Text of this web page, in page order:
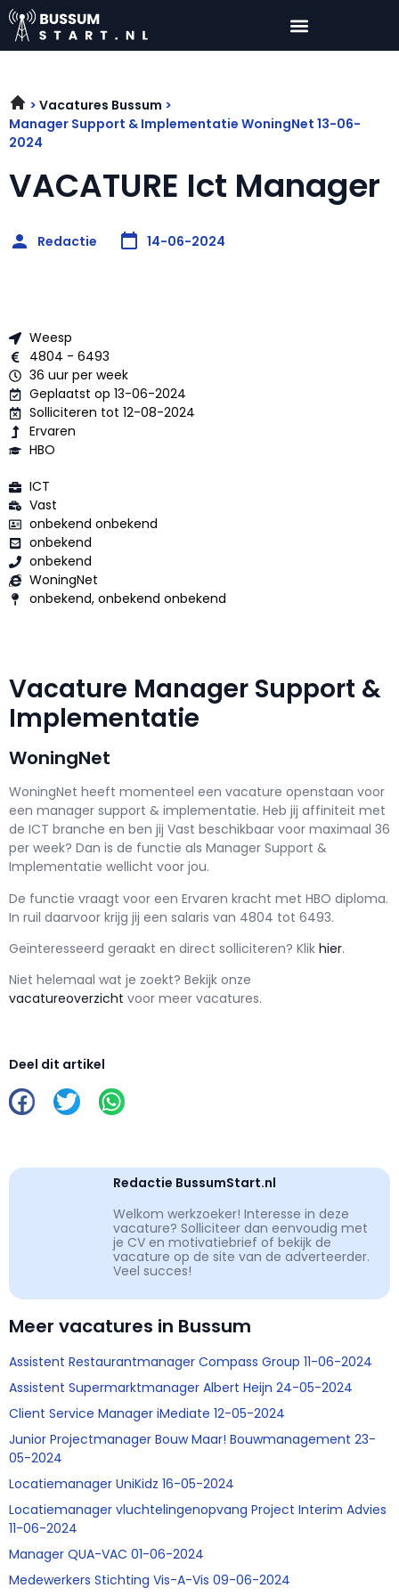
Vacatures Bussum
Manager Support & Implementatie WoningNet 13-06-
2024
VACATURE Ict Manager
Redactie 14-06-2024
Weesp
4804 - 6493
36 uur per week
Geplaatst op 13-06-2024
Solliciteren tot 12-08-2024
Ervaren
HBO
ICT
Vast
onbekend onbekend
onbekend
onbekend
WoningNet
onbekend, onbekend onbekend
Vacature Manager Support &
Implementatie
WoningNet
WoningNet heeft momenteel een vacature openstaan voor
een manager support & implementatie. Heb jij affiniteit met
de ICT branche en ben jij Vast beschikbaar voor maximaal 36
per week? Dan is de functie als Manager Support &
Implementatie wellicht voor jou.
De functie vraagt voor een Ervaren kracht met HBO diploma.
In ruil daarvoor krijg jij een salaris van 4804 tot 6493.
Geïnteresseerd geraakt en direct solliciteren? Klik hier.
Niet helemaal wat je zoekt? Bekijk onze
vacatureoverzicht voor meer vacatures.
Deel dit artikel
Redactie BussumStart.nl
Welkom werkzoeker! Interesse in deze
vacature? Solliciteer dan eenvoudig met
je CV en motivatiebrief of bekijk de
vacature op de site van de adverteerder.
Veel succes!
Meer vacatures in Bussum
Assistent Restaurantmanager Compass Group 11-06-2024
Assistent Supermarktmanager Albert Heijn 24-05-2024
Client Service Manager iMediate 12-05-2024
Junior Projectmanager Bouw Maar! Bouwmanagement 23-
05-2024
Locatiemanager UniKidz 16-05-2024
Locatiemanager vluchtelingenopvang Project Interim Advies
11-06-2024
Manager QUA-VAC 01-06-2024
Medewerkers Stichting Vis-A-Vis 09-06-2024